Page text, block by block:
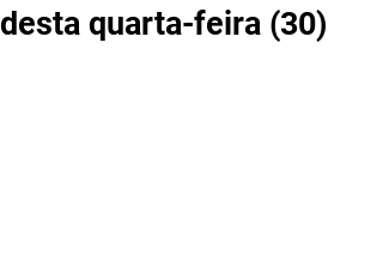
desta quarta-feira (30)